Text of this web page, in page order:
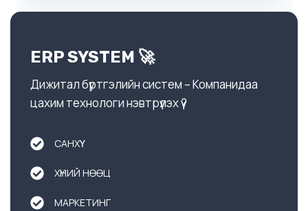
ERP SYSTEM 🚀
Дижитал бүртгэлийн систем – Компанидаа
цахим технологи нэвтрүүлэх үү?
САНХҮҮ
ХҮНИЙ НӨӨЦ
МАРКЕТИНГ